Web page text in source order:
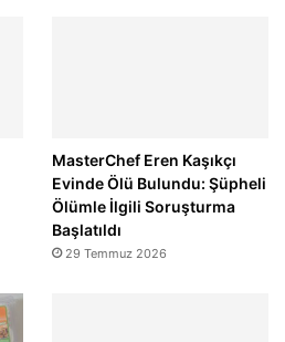
MasterChef Eren Kaşıkçı
Evinde Ölü Bulundu: Şüpheli
Ölümle İlgili Soruşturma
Başlatıldı
29 Temmuz 2026